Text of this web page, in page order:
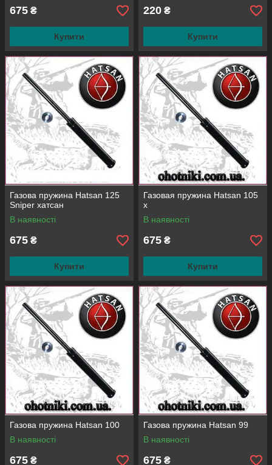
675 ₴
Купити
220 ₴
Купити
Газова пружина Hatsan 125
Sniper хатсан
В наявності
675 ₴
Купити
Газовая пружина Hatsan 105
х
В наявності
675 ₴
Купити
Газова пружина Hatsan 100
В наявності
675 ₴
Газова пружина Hatsan 99
В наявності
675 ₴